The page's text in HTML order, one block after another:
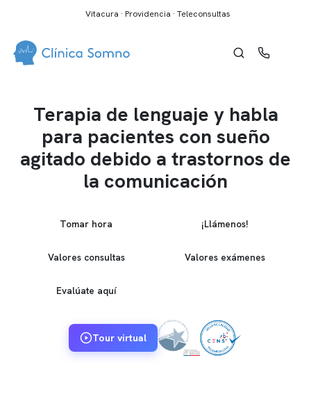
Vitacura · Providencia · Teleconsultas
Terapia de lenguaje y habla
para pacientes con sueño
agitado debido a trastornos de
la comunicación
Tomar hora ¡Llámenos!
Valores consultas Valores exámenes
Evalúate aquí
Tour virtual